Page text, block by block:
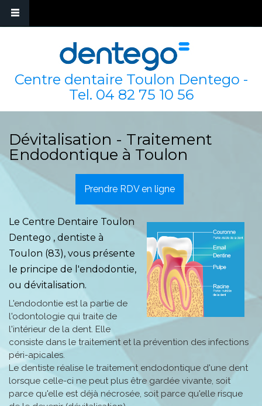
Centre dentaire Toulon Dentego -
Tel. 04 82 75 10 56
Dévitalisation - Traitement
Endodontique à Toulon
Prendre RDV en ligne
Le Centre Dentaire Toulon
Dentego , dentiste à
Toulon (83), vous présente
le principe de l'endodontie,
ou dévitalisation.
L'endodontie est la partie de
l'odontologie qui traite de
l'intérieur de la dent. Elle
consiste dans le traitement et la prévention des infections
péri-apicales.
Le dentiste réalise le traitement endodontique d'une dent
lorsque celle-ci ne peut plus être gardée vivante, soit
parce qu'elle est déjà nécrosée, soit parce qu'elle risque